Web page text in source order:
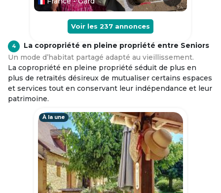
Voir les 237 annonces
4
La copropriété en pleine propriété entre Seniors
Un mode d’habitat partagé adapté au vieillissement.
La copropriété en pleine propriété séduit de plus en
plus de retraités désireux de mutualiser certains espaces
et services tout en conservant leur indépendance et leur
patrimoine.
À la une